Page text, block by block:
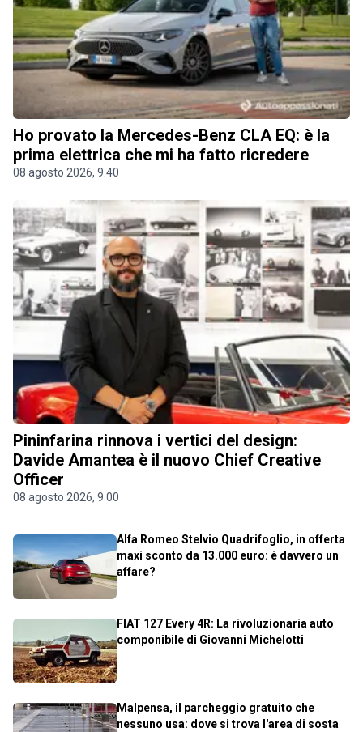
Ho provato la Mercedes-Benz CLA EQ: è la
prima elettrica che mi ha fatto ricredere
08 agosto 2026, 9.40
Pininfarina rinnova i vertici del design:
Davide Amantea è il nuovo Chief Creative
Officer
08 agosto 2026, 9.00
Alfa Romeo Stelvio Quadrifoglio, in offerta
maxi sconto da 13.000 euro: è davvero un
affare?
FIAT 127 Every 4R: La rivoluzionaria auto
componibile di Giovanni Michelotti
Malpensa, il parcheggio gratuito che
nessuno usa: dove si trova l'area di sosta